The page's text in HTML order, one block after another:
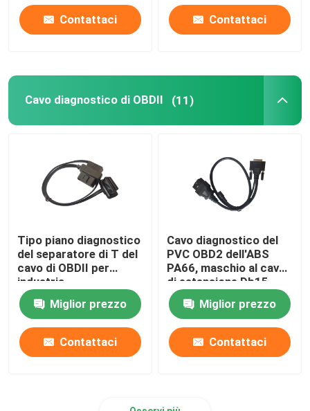
OBDII al cavo di USB
Contattaci Contattaci
Cavo diagnostico di OBDII (11)
Tipo piano diagnostico
del separatore di T del
cavo di OBDII per
industria
automobilistica
Miglior prezzo
Contattaci
Cavo diagnostico del
PVC OBD2 dell'ABS
PA66, maschio al cavo
di estensione Db15
Miglior prezzo
Contattaci